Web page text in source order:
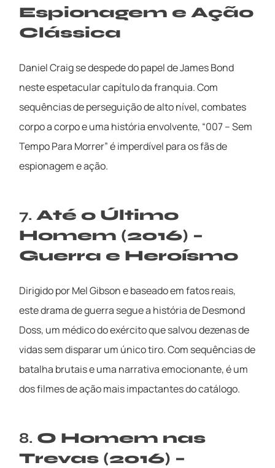
Espionagem e Ação
Clássica
Daniel Craig se despede do papel de James Bond
neste espetacular capítulo da franquia. Com
sequências de perseguição de alto nível, combates
corpo a corpo e uma história envolvente, “007 – Sem
Tempo Para Morrer” é imperdível para os fãs de
espionagem e ação.
7. Até o Último
Homem (2016) –
Guerra e Heroísmo
Dirigido por Mel Gibson e baseado em fatos reais,
este drama de guerra segue a história de Desmond
Doss, um médico do exército que salvou dezenas de
vidas sem disparar um único tiro. Com sequências de
batalha brutais e uma narrativa emocionante, é um
dos filmes de ação mais impactantes do catálogo.
8. O Homem nas
Trevas (2016) –